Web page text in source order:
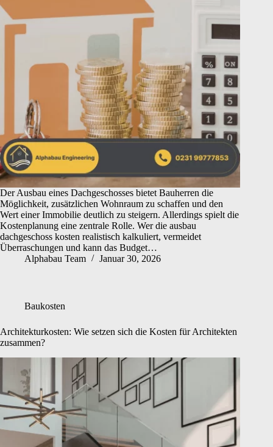
Der Ausbau eines Dachgeschosses bietet Bauherren die
Möglichkeit, zusätzlichen Wohnraum zu schaffen und den
Wert einer Immobilie deutlich zu steigern. Allerdings spielt die
Kostenplanung eine zentrale Rolle. Wer die ausbau
dachgeschoss kosten realistisch kalkuliert, vermeidet
Überraschungen und kann das Budget…
Alphabau Team
Januar 30, 2026
Baukosten
Architekturkosten: Wie setzen sich die Kosten für Architekten
zusammen?